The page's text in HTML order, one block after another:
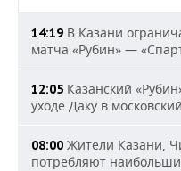
14:19 В Казани
матча «Рубин» —
12:05 Казанский
уходе Даку в
08:00 Жители Казани,
потребляют